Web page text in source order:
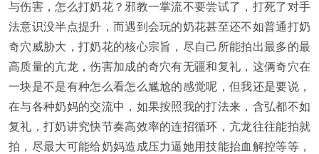
与伤害，怎么打奶花？邪教一掌流不要尝试了，打死了对手
法意识没半点提升，而遇到会玩的奶花甚至还不如普通打奶
奇穴威胁大，打奶花的核心宗旨，尽自己所能拍出最多的最
高质量的亢龙，伤害加成的奇穴有无疆和复礼，这俩奇穴在
一块是不是有种怎么看怎么尴尬的感觉呢，但我还是要说，
在与各种奶妈的交流中，如果按照我的打法来，含弘都不如
复礼，打奶讲究快节奏高效率的连招循环，亢龙往往能拍就
拍，尽最大可能给奶妈造成压力逼她用技能抬血解控等等，